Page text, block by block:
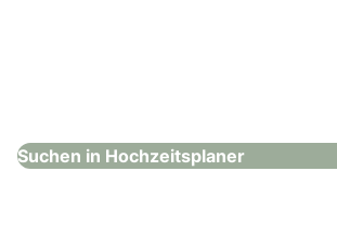
Suchen in Hochzeitsplaner